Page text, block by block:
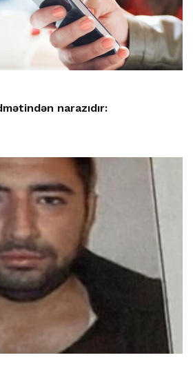
narazıdır: